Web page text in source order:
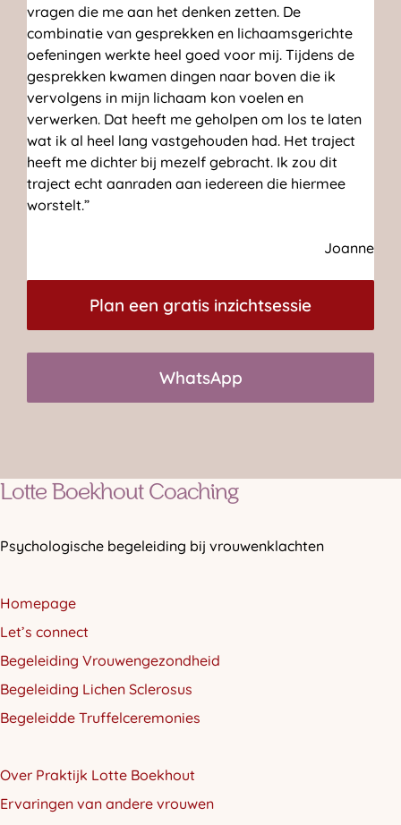
vragen die me aan het denken zetten. De
combinatie van gesprekken en lichaamsgerichte
oefeningen werkte heel goed voor mij. Tijdens de
gesprekken kwamen dingen naar boven die ik
vervolgens in mijn lichaam kon voelen en
verwerken. Dat heeft me geholpen om los te laten
wat ik al heel lang vastgehouden had. Het traject
heeft me dichter bij mezelf gebracht. Ik zou dit
traject echt aanraden aan iedereen die hiermee
worstelt.”
Joanne
Plan een gratis inzichtsessie
WhatsApp
Lotte Boekhout Coaching
Psychologische begeleiding bij vrouwenklachten
Homepage
Let’s connect
Begeleiding Vrouwengezondheid
Begeleiding Lichen Sclerosus
Begeleidde Truffelceremonies
Over Praktijk Lotte Boekhout
Ervaringen van andere vrouwen